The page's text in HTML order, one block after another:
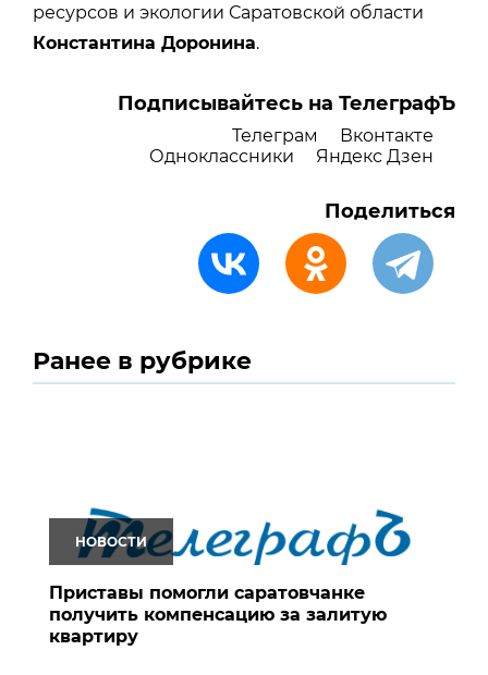
ресурсов и экологии Саратовской области
Константина Доронина.
Подписывайтесь на ТелеграфЪ
Телеграм
Вконтакте
Одноклассники
Яндекс Дзен
Поделиться
Ранее в рубрике
НОВОСТИ
Приставы помогли саратовчанке
получить компенсацию за залитую
квартиру